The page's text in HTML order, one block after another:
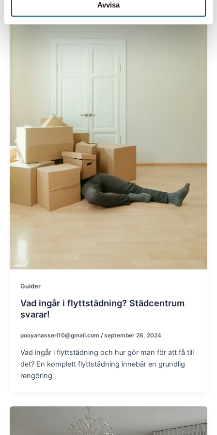
Avvisa
Guider
Vad ingår i flyttstädning? Städcentrum
svarar!
pooyanasseri10@gmail.com /september 26, 2024
Vad ingår i flyttstädning och hur gör man för att få till
det? En komplett flyttstädning innebär en grundlig
rengöring